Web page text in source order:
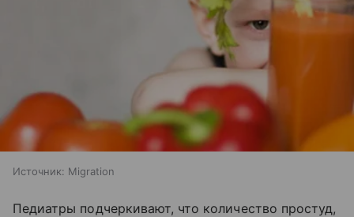
Источник: Migration
Педиатры подчеркивают, что количество простуд,